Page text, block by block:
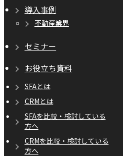
導入事例
不動産業界
セミナー
お役立ち資料
SFAとは
CRMとは
SFAを比較・検討している
方へ
CRMを比較・検討している
方へ